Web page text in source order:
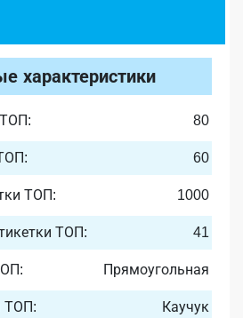
характеристики
80
60
ТОП: 1000
ТОП: 41
Прямоугольная
ТОП: Каучук